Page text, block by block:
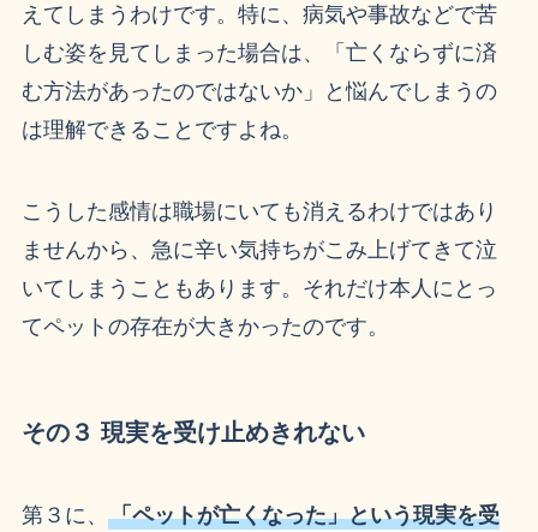
えてしまうわけです。特に、病気や事故などで苦
しむ姿を見てしまった場合は、「亡くならずに済
む方法があったのではないか」と悩んでしまうの
は理解できることですよね。
こうした感情は職場にいても消えるわけではあり
ませんから、急に辛い気持ちがこみ上げてきて泣
いてしまうこともあります。それだけ本人にとっ
てペットの存在が大きかったのです。
その３ 現実を受け止めきれない
第３に、 「ペットが亡くなった」という現実を受